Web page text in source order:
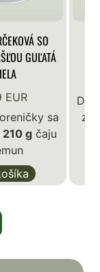
SO
GUĽATÁ
EUR
sa
210 g čaju
Do